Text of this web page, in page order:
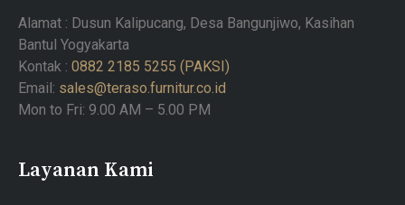
Alamat : Dusun Kalipucang, Desa Bangunjiwo, Kasihan
Bantul Yogyakarta
Kontak : 0882 2185 5255 (PAKSI)
Email: sales@teraso.furnitur.co.id
Mon to Fri: 9.00 AM – 5.00 PM
Layanan Kami